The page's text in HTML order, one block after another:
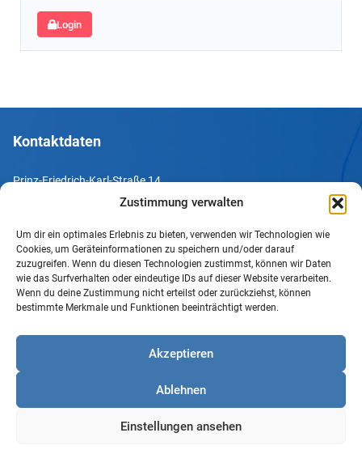
Zustimmung verwalten
Um dir ein optimales Erlebnis zu bieten, verwenden wir Technologien wie
Cookies, um Geräteinformationen zu speichern und/oder darauf
zuzugreifen. Wenn du diesen Technologien zustimmst, können wir Daten
wie das Surfverhalten oder eindeutige IDs auf dieser Website verarbeiten.
Wenn du deine Zustimmung nicht erteilst oder zurückziehst, können
bestimmte Merkmale und Funktionen beeinträchtigt werden.
Akzeptieren
Ablehnen
Einstellungen ansehen
Login
Kontaktdaten
Prinz-Friedrich-Karl-Straße 14
Tel. +49 231 952052-10
Fax +49 231 952052-60
e-Mail info@uv-do.de
Internet www.uv-do.de
Impressum